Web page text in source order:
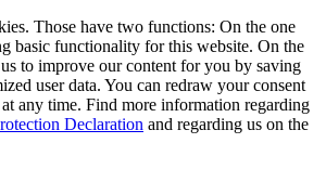
Those have two functions: On the one
basic functionality for this website. On the
to improve our content for you by saving
user data. You can redraw your consent
any time. Find more information regarding
Declaration and regarding us on the